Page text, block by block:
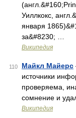
Уиллкокс,
января
за&#8230; …
Википедия
110 Майкл Майерс
источники
проверяема,
сомнение и
Википедия